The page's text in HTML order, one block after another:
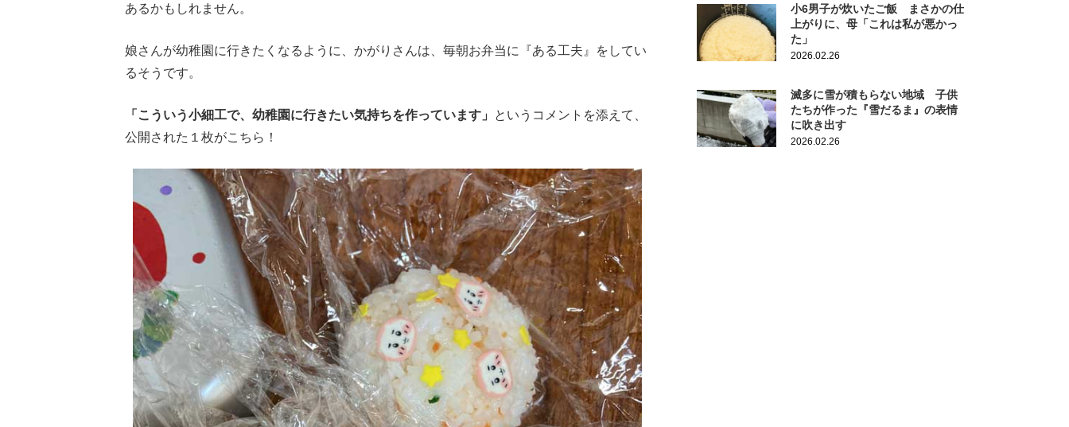
あるかもしれません。
娘さんが幼稚園に行きたくなるように、かがりさんは、毎朝お弁当に『ある工夫』をしてい
るそうです。
「こういう小細工で、幼稚園に行きたい気持ちを作っています」
というコメントを添えて、
公開された１枚がこちら！
小6男子が炊いたご飯 まさかの仕
上がりに、母「これは私が悪かっ
た」
2026.02.26
滅多に雪が積もらない地域 子供
たちが作った『雪だるま』の表情
に吹き出す
2026.02.26